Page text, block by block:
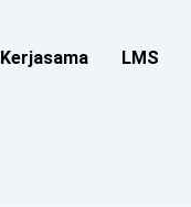
Kerjasama LMS